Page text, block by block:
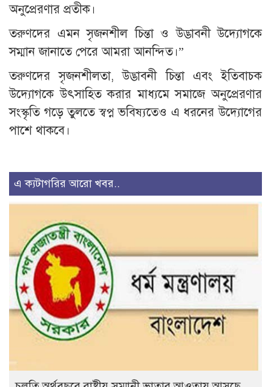
অনুপ্রেরণার প্রতীক।
তরুণদের এমন সৃজনশীল চিন্তা ও উদ্ভাবনী উদ্যোগকে
সম্মান জানাতে পেরে আমরা আনন্দিত।”
তরুণদের সৃজনশীলতা, উদ্ভাবনী চিন্তা এবং ইতিবাচক
উদ্যোগকে উৎসাহিত করার মাধ্যমে সমাজে অনুপ্রেরণার
সংস্কৃতি গড়ে তুলতে স্বপ্ন ভবিষ্যতেও এ ধরনের উদ্যোগের
পাশে থাকবে।
এ ক্যটাগরির আরো খবর..